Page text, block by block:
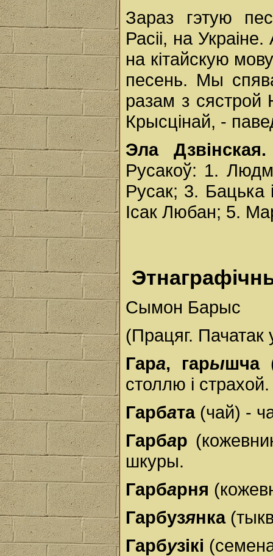
Зараз гэтую
Расіі, на
на кітайскую
песень. Мы
разам з
Крысцінай, -
Эла Дзвінская.
Русакоў: 1.
Русак; 3. Бацька
Ісак Любан; 5.
Сымон Барыс
(Працяг.
Гара, гарышча
столлю і страхой.
Гарбата(чай) -
Гарбар
шкуры.
Гарбарня
Гарбузянка
Гарбузікі